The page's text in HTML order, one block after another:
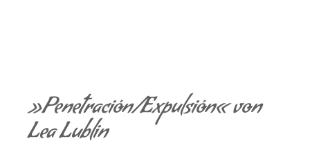
»Penetración/Expulsión« von
Lea Lublin